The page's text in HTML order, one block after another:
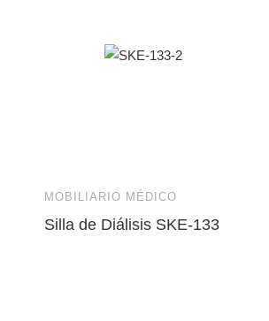
MOBILIARIO MÉDICO
Silla de Diálisis SKE-133